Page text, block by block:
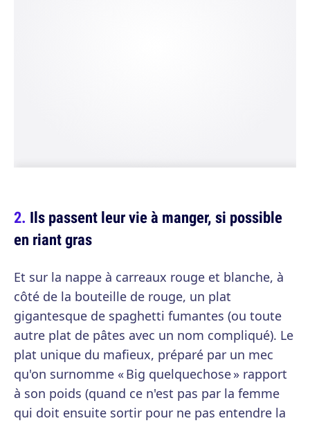
Ils passent leur vie à manger, si possible
en riant gras
Et sur la nappe à carreaux rouge et blanche, à
côté de la bouteille de rouge, un plat
gigantesque de spaghetti fumantes (ou toute
autre plat de pâtes avec un nom compliqué). Le
plat unique du mafieux, préparé par un mec
qu'on surnomme « Big quelquechose » rapport
à son poids (quand ce n'est pas par la femme
qui doit ensuite sortir pour ne pas entendre la